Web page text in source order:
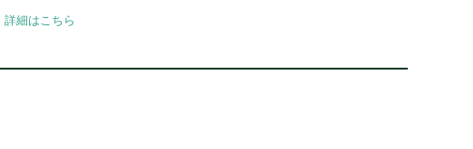
詳細はこちら